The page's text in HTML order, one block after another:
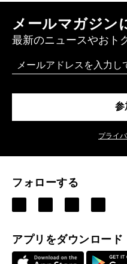
メールマガジン
最新のニュースやおト
Email
参
プライ
フォローする
アプリをダウンロード